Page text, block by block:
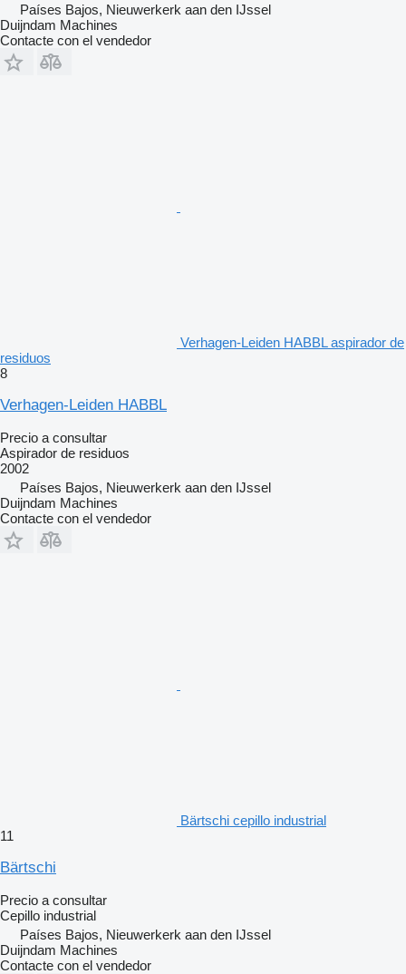
Países Bajos, Nieuwerkerk aan den IJssel
Duijndam Machines
Contacte con el vendedor
Verhagen-Leiden HABBL aspirador de
residuos
8
Verhagen-Leiden HABBL
Precio a consultar
Aspirador de residuos
2002
Países Bajos, Nieuwerkerk aan den IJssel
Duijndam Machines
Contacte con el vendedor
Bärtschi cepillo industrial
11
Bärtschi
Precio a consultar
Cepillo industrial
Países Bajos, Nieuwerkerk aan den IJssel
Duijndam Machines
Contacte con el vendedor